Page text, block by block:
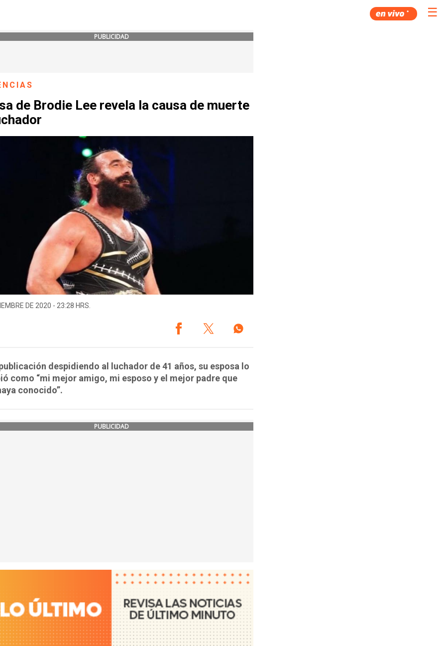
☰
PUBLICIDAD
de Brodie Lee revela la causa de muerte
DE 2020 - 23:28 HRS.
despidiendo al luchador de 41 años, su esposa lo
como “mi mejor amigo, mi esposo y el mejor padre que
conocido”.
PUBLICIDAD